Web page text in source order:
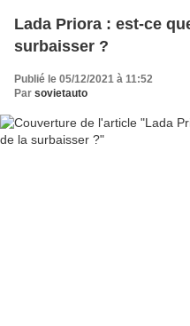
Lada Priora : est-ce
surbaisser ?
Publié le 05/12/2021 à 11:52
Par sovietauto